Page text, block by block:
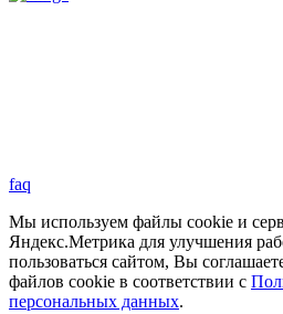
faq
Мы используем файлы cookie и
Яндекс.Метрика для улучшения
пользоваться сайтом, Вы
файлов cookie в соответствии с
персональных данных.